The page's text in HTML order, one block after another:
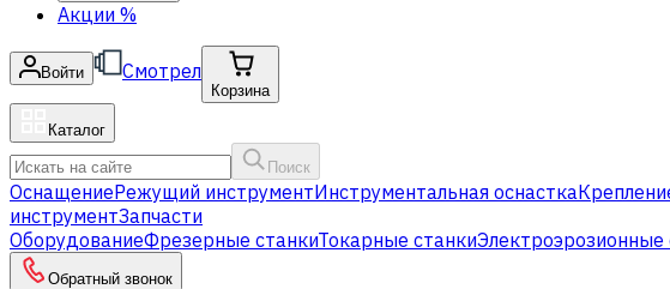
Акции %
Войти Смотрел
Корзина
Каталог
Поиск
ОснащениеРежущий инструментИнструментальная оснастка
инструментЗапчасти
ОборудованиеФрезерные станкиТокарные станкиЭлектроэрозионные
Обратный звонок